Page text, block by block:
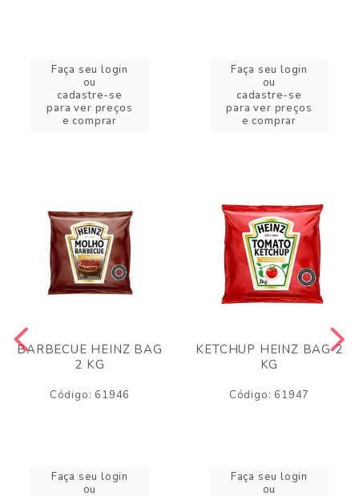
Faça seu login
ou
cadastre-se
para ver preços
e comprar
Faça seu login
ou
cadastre-se
para ver preços
e comprar
BARBECUE HEINZ BAG
2 KG
Código: 61946
Faça seu login
ou
KETCHUP HEINZ BAG 2
KG
Código: 61947
Faça seu login
ou